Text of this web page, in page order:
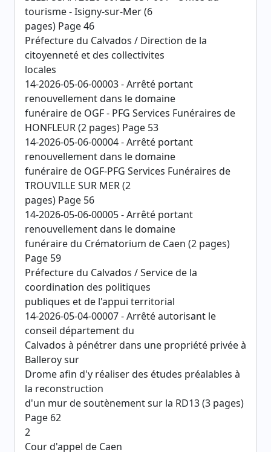
tourisme - Isigny-sur-Mer (6
pages) Page 46
Préfecture du Calvados / Direction de la
citoyenneté et des collectivites
locales
14-2026-05-06-00003 - Arrêté portant
renouvellement dans le domaine
funéraire de OGF - PFG Services Funéraires de
HONFLEUR (2 pages) Page 53
14-2026-05-06-00004 - Arrêté portant
renouvellement dans le domaine
funéraire de OGF-PFG Services Funéraires de
TROUVILLE SUR MER (2
pages) Page 56
14-2026-05-06-00005 - Arrêté portant
renouvellement dans le domaine
funéraire du Crématorium de Caen (2 pages)
Page 59
Préfecture du Calvados / Service de la
coordination des politiques
publiques et de l'appui territorial
14-2026-05-04-00007 - Arrêté autorisant le
conseil département du
Calvados à pénétrer dans une propriété privée à
Balleroy sur
Drome afin d'y réaliser des études préalables à
la reconstruction
d'un mur de soutènement sur la RD13 (3 pages)
Page 62
2
Cour d'appel de Caen